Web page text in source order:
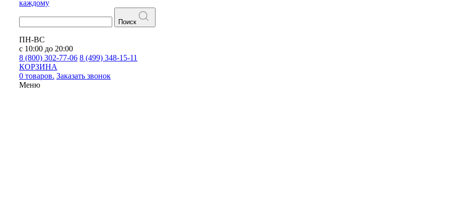
каждому
Поиск
ПН-ВС
с 10:00 до 20:00
8 (800) 302-77-06 8 (499) 348-15-11
КОРЗИНА
0 товаров. Заказать звонок
Меню